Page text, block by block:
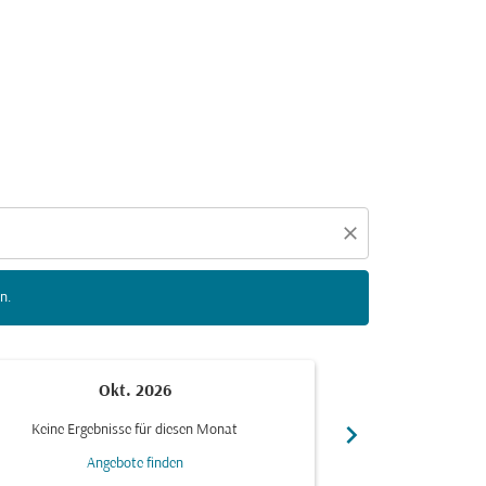
close
interagieren, um Angebote zu finden.
Okt. 2026
Keine Ergebnisse für diesen Monat
Angebote finden
chevron_right